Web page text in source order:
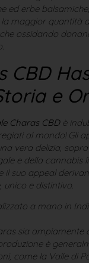
ed erbe
la maggior quantità
ossidando
CBD
e
Charas CBDè
al mondo! Gli
vera delizia,
e della cannabis
il suo appeal
unico e distintivo.
a mano in
sia ampiamente
è
come la Valle di